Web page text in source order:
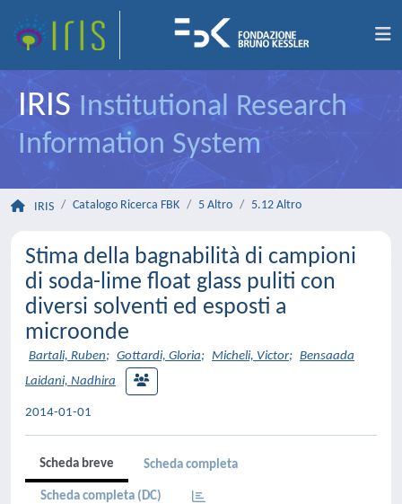
IRIS Institutional Research
Information System
IRIS Catalogo Ricerca FBK 5 Altro 5.12 Altro
Stima della bagnabilità di campioni
di soda-lime float glass puliti con
diversi solventi ed esposti a
microonde
Bartali, Ruben; Gottardi, Gloria; Micheli, Victor; Bensaada
Laidani, Nadhira
2014-01-01
Scheda breve Scheda completa
Scheda completa (DC)